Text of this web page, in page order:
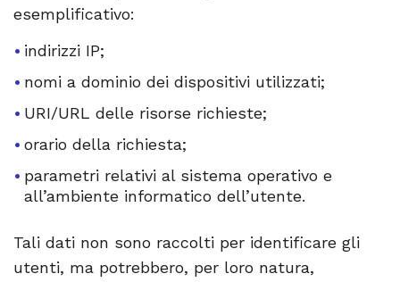
esemplificativo:
indirizzi IP;
nomi a dominio dei dispositivi utilizzati;
URI/URL delle risorse richieste;
orario della richiesta;
parametri relativi al sistema operativo e
all’ambiente informatico dell’utente.
Tali dati non sono raccolti per identificare gli
utenti, ma potrebbero, per loro natura,